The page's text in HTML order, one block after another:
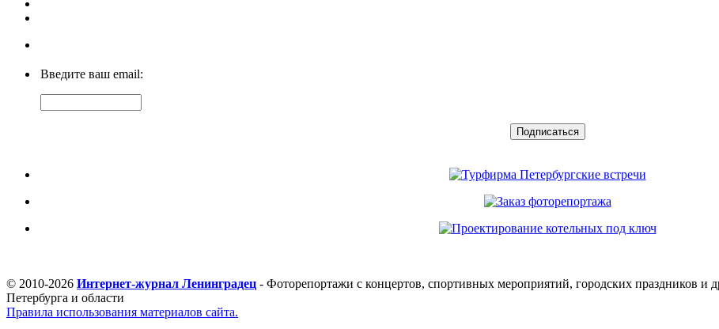
Введите ваш email:
© 2010-2026 Интернет-журнал Ленинградец - Фоторепортажи с концертов, спортивных мероприятий, городских праздников и
Петербурга и области
Правила использования материалов сайта.